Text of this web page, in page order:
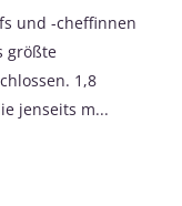
und -cheffinnen
größte
1,8
jenseits m...